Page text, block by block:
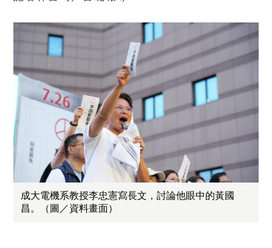
成大電機系教授李忠憲寫長文，討論他眼中的黃國
昌。（圖／資料畫面）